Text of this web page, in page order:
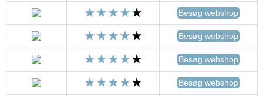
Besøg webshop
Besøg webshop
Besøg webshop
Besøg webshop